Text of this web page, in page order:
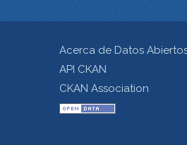
Acerca de Datos
API CKAN
CKAN Association